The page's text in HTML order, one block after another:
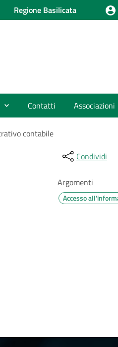
Regione Basilicata
Contatti Associazioni
contabile
Condividi
Argomenti
Accesso